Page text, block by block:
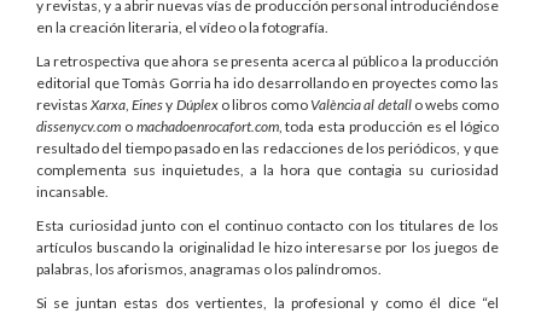
y revistas, y a abrir nuevas vías de producción personal introduciéndose
en la creación literaria, el vídeo o la fotografía.
La retrospectiva que ahora se presenta acerca al público a la producción
editorial que Tomàs Gorria ha ido desarrollando en proyectes como las
revistasXarxa ,Einesy Dúplexo libros comoValència al detallo webs como
dissenycv.com o machadoenrocafort.com, toda esta producción es el lógico
resultado del tiempo pasado en las redacciones de los periódicos, y que
complementa sus inquietudes, a la hora que contagia su curiosidad
incansable.
Esta curiosidad junto con el continuo contacto con los titulares de los
artículos buscando la originalidad le hizo interesarse por los juegos de
palabras, los aforismos, anagramas o los palíndromos.
Si se juntan estas dos vertientes, la profesional y como él dice “el